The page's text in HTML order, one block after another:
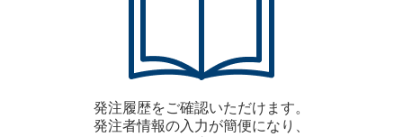
発注履歴をご確認いただけます。
発注者情報の入力が簡便になり、